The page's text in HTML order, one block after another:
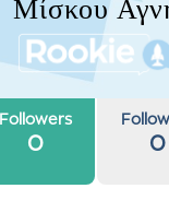
Μίσκου
Followers
0 0